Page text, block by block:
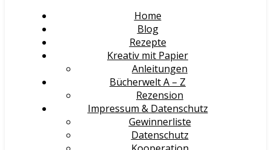
Home
Blog
Rezepte
Kreativ mit Papier
Anleitungen
Bücherwelt A – Z
Rezension
Impressum & Datenschutz
Gewinnerliste
Datenschutz